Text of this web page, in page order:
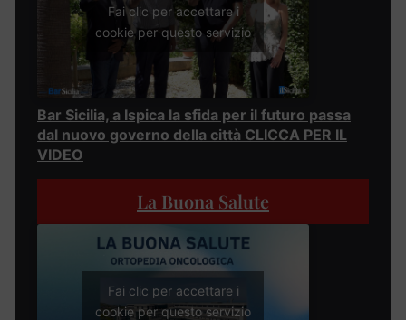
Fai clic per accettare i
cookie per questo servizio
Bar Sicilia, a Ispica la sfida per il futuro passa
dal nuovo governo della città CLICCA PER IL
VIDEO
La Buona Salute
Fai clic per accettare i
cookie per questo servizio